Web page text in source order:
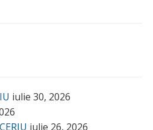
iulie 30, 2026
iulie 26, 2026